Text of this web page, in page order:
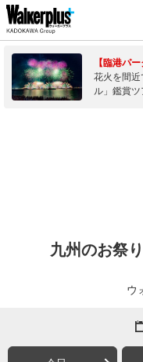
【臨港パ
花火を間
ル」鑑賞
九州のお祭
ウ